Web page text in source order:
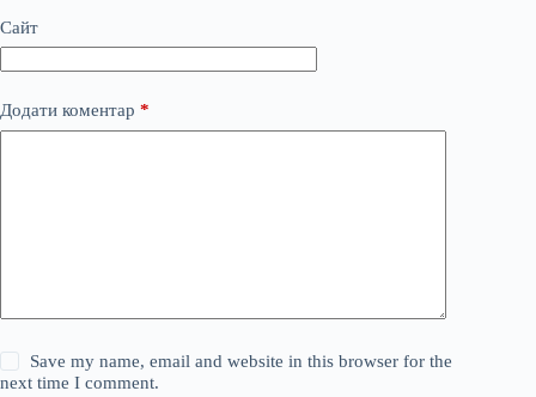
Сайт
Додати коментар *
Save my name, email and website in this browser for the
next time I comment.